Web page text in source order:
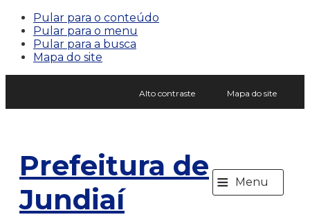
Pular para o conteúdo
Pular para o menu
Pular para a busca
Mapa do site
Alto contraste Mapa do site
Prefeitura de
Jundiaí
≡ Menu